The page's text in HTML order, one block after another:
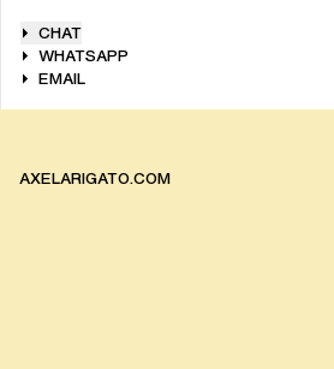
CHAT
WHATSAPP
EMAIL
AXELARIGATO.COM